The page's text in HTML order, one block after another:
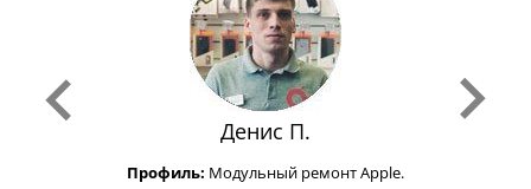
Денис П.
Профиль: Модульный ремонт Apple.